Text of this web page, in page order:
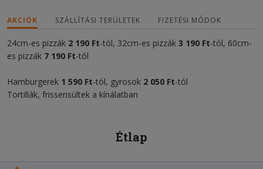
AKCIÓK SZÁLLÍTÁSI TERÜLETEK FIZETÉSI MÓDOK
24cm-es pizzák 2 190 Ft-tól, 32cm-es pizzák 3 190 Ft-tól, 60cm-
es pizzák 7 190 Ft-tól
Hamburgerek 1 590 Ft-tól, gyrosok 2 050 Ft-tól
Tortillák, frissensültek a kínálatban
Étlap